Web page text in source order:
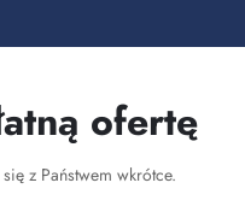
ofertę
z Państwem wkrótce.